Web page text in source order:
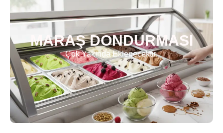
MARAŞ DONDURMASI
Çok Yakında Eklenecektir.